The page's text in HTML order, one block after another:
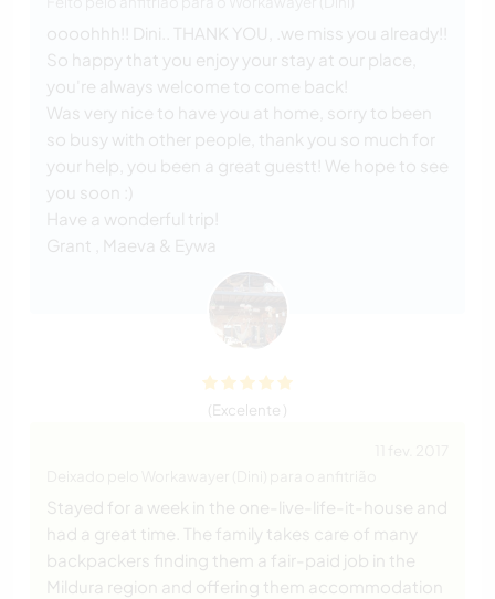
oooohhh!! Dini.. THANK YOU, .we miss you already!!
So happy that you enjoy your stay at our place,
you're always welcome to come back!
Was very nice to have you at home, sorry to been
so busy with other people, thank you so much for
your help, you been a great guestt! We hope to see
you soon :)
Have a wonderful trip!
Grant , Maeva & Eywa
(Excelente )
Stayed for a week in the one-live-life-it-house and
had a great time. The family takes care of many
backpackers finding them a fair-paid job in the
Mildura region and offering them accommodation